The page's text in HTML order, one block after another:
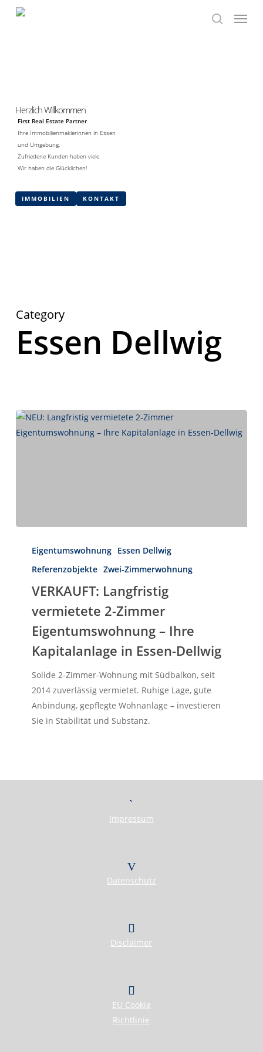
search
Menu
Herzlich Willkommen
First Real Estate Partner
Ihre Immobilienmaklerinnen in Essen
und Umgebung.
Zufriedene Kunden haben viele.
Wir haben die Glücklichen!
IMMOBILIEN KONTAKT
Herzlich Willkommen
First Real Estate Partner
IMMOBILIEN KONTAKT
Herzlich Willkommen
First Real Estate Partner
Sie suchen eine Immobilie
die perfekt zu Ihnen passt?
für Ihre neue Adresse sein!
IMMOBILIEN KONTAKT
Wir bieten ein individuelles Rundumsorglospaket!
Category
Essen Dellwig
Langfristig
vermietete
Zimmer
Eigentumswohnung
Kapitalanlage
Essen-
Dellwig
Eigentumswohnung Essen Dellwig
Referenzobjekte Zwei-Zimmerwohnung
VERKAUFT: Langfristig
vermietete 2-Zimmer
Eigentumswohnung – Ihre
Kapitalanlage in Essen-Dellwig
Solide 2-Zimmer-Wohnung mit Südbalkon, seit
2014 zuverlässig vermietet. Ruhige Lage, gute
Anbindung, gepflegte Wohnanlage – investieren
Sie in Stabilität und Substanz.
Impressum
Datenschutz
Disclaimer
EU Cookie
Richtlinie